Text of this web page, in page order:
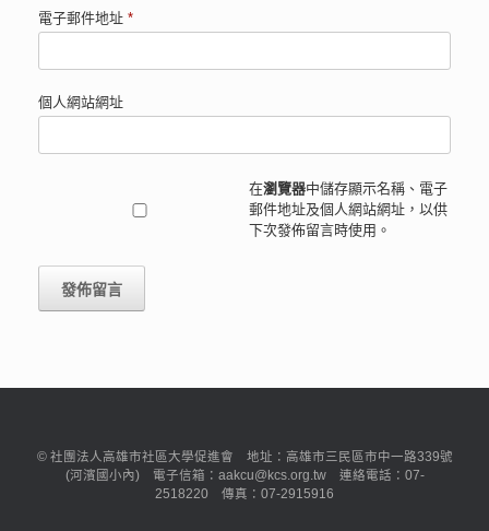
電子郵件地址 *
個人網站網址
在瀏覽器中儲存顯示名稱、電子
郵件地址及個人網站網址，以供
下次發佈留言時使用。
© 社團法人高雄市社區大學促進會 地址：高雄市三民區市中一路339號
(河濱國小內) 電子信箱：aakcu@kcs.org.tw 連絡電話：07-
2518220 傳真：07-2915916